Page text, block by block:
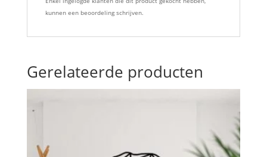
kunnen een beoordeling schrijven.
Gerelateerde producten